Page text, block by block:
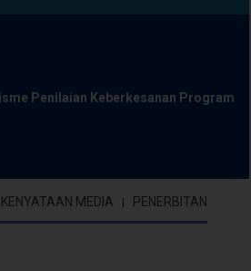
Penilaian Keberkesanan Program
KENYATAAN MEDIA PENERBITAN